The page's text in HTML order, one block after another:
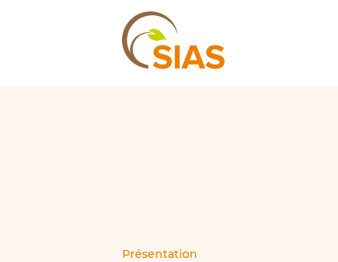
Présentation